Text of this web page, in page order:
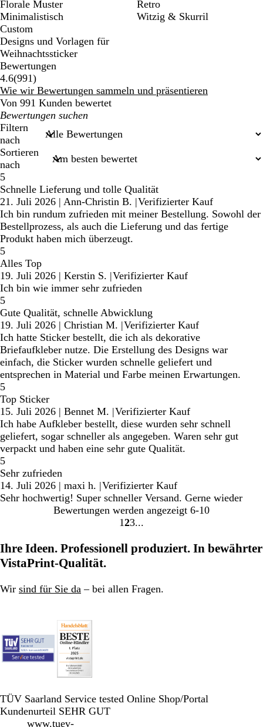
Florale Muster
Minimalistisch
Retro
Witzig & Skurril
Custom
Designs und Vorlagen für
Weihnachtssticker
Bewertungen
4.6(991991
Bewertungen
)
Wie wir Bewertungen sammeln und präsentieren
Von 991 Kunden bewertet
Meine
Sucheingaben
Filtern
nach
Sortieren
nach
5
Schnelle Lieferung und tolle Qualität
21. Juli 2026 | Ann-Christin B. |Verifizierter Kauf
Ich bin rundum zufrieden mit meiner Bestellung. Sowohl der
Bestellprozess, als auch die Lieferung und das fertige
Produkt haben mich überzeugt.
5
Alles Top
19. Juli 2026 | Kerstin S. |Verifizierter Kauf
Ich bin wie immer sehr zufrieden
5
Gute Qualität, schnelle Abwicklung
19. Juli 2026 | Christian M. |Verifizierter Kauf
Ich hatte Sticker bestellt, die ich als dekorative
Briefaufkleber nutze. Die Erstellung des Designs war
einfach, die Sticker wurden schnelle geliefert und
entsprechen in Material und Farbe meinen Erwartungen.
5
Top Sticker
15. Juli 2026 | Bennet M. |Verifizierter Kauf
Ich habe Aufkleber bestellt, diese wurden sehr schnell
geliefert, sogar schneller als angegeben. Waren sehr gut
verpackt und haben eine sehr gute Qualität.
5
Sehr zufrieden
14. Juli 2026 | maxi h. |Verifizierter Kauf
Sehr hochwertig! Super schneller Versand. Gerne wieder
Bewertungen werden angezeigt 6-10
Gehe
Seite
1 Gehe
Seite
2Gehe
Seite
3
Ihre Ideen. Professionell produziert. In bewährter
VistaPrint-Qualität.
Wir sind für Sie da – bei allen Fragen.
TÜV Saarland Service tested Online Shop/Portal
Kundenurteil SEHR GUT
www.tuev-